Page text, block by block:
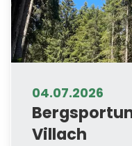
04.07.2026
Villach